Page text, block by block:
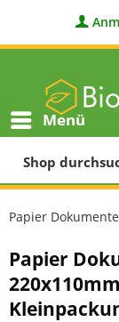
Menü
Papier
Papier